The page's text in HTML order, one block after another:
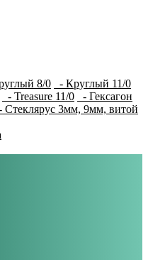
8/0
- Круглый 11/0
- Treasure 11/0
- Гексагон
Стеклярус 3мм, 9мм, витой